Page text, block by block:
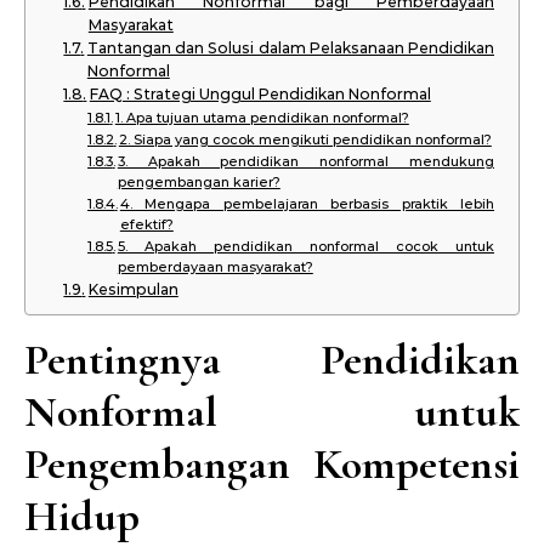
Masyarakat
Tantangan dan Solusi dalam Pelaksanaan Pendidikan
Nonformal
FAQ : Strategi Unggul Pendidikan Nonformal
1. Apa tujuan utama pendidikan nonformal?
2. Siapa yang cocok mengikuti pendidikan nonformal?
3. Apakah pendidikan nonformal mendukung
pengembangan karier?
4. Mengapa pembelajaran berbasis praktik lebih
efektif?
5. Apakah pendidikan nonformal cocok untuk
pemberdayaan masyarakat?
Kesimpulan
Pentingnya Pendidikan
Nonformal untuk
Pengembangan Kompetensi
Hidup